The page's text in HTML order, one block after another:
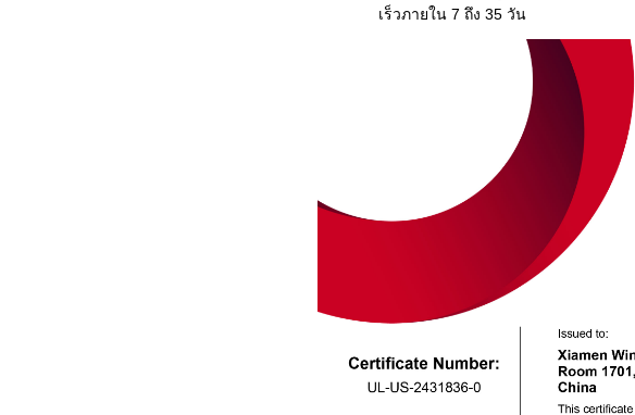
เร็วภายใน 7 ถึง 35 วัน